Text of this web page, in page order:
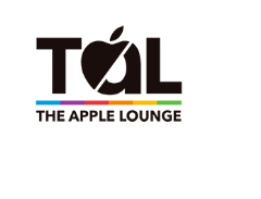
contenuto